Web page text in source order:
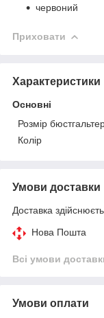
червоний
Приховати
Характеристики
Основні
Розмір
Колір
Умови доставки
Доставка
Нова Пошта
Всі умови
Умови оплати